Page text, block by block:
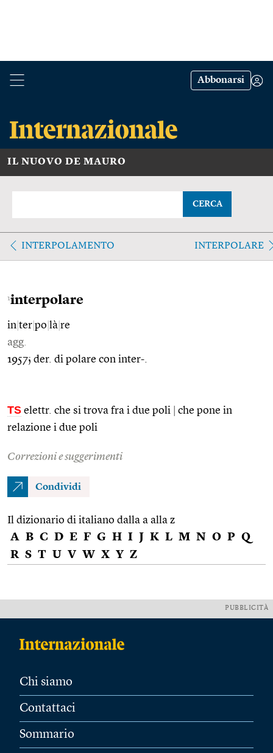
Abbonarsi
IL NUOVO DE MAURO
CERCA
INTERPOLAMENTO INTERPOLARE
1interpolare
in ter po là re
agg.
1957; der. di polare con inter-.
TS elettr. che si trova fra i due poli
che pone in
relazione i due poli
Correzioni e suggerimenti
Condividi
Il dizionario di italiano dalla a alla z
A B C D E F G H I J K L M N O P Q
R S T U V W X Y Z
PUBBLICITÀ
Chi siamo
Contattaci
Sommario